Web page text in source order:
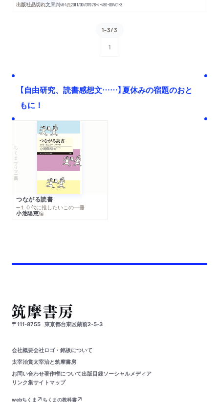
出版社品切れ文庫判464頁2011/09/07978-4-480-09401-8
1-3/3
1
【自由研究、読書感想文……】夏休みの宿題のおと
もに！
ちくまプリマー新書
つながる読書
─１０代に推したいこの一冊
小池陽慈編
〒111-8755 東京都台東区蔵前2-5-3
会社概要会社ロゴ・銘板について
太宰治賞太宰治と筑摩書房
お問い合わせ著作権について出版目録ソーシャルメディア
リンク集サイトマップ
webちくま ちくまの教科書